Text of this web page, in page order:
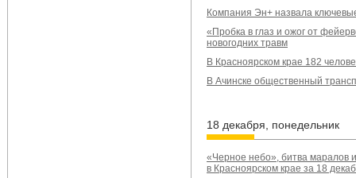
Компания Эн+ назвала
«Пробка в глаз и ожог от
новогодних травм
В Красноярском крае 182
В Ачинске общественный
18 декабря, понедельник
«Черное небо», битва маралов
в Красноярском крае за 18